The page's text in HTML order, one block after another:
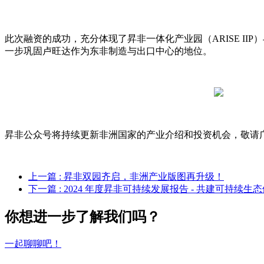
此次融资的成功，充分体现了昇非一体化产业园（ARISE IIP
一步巩固卢旺达作为东非制造与出口中心的地位。
昇非公众号将持续更新非洲国家的产业介绍和投资机会，敬请
上一篇 : 昇非双园齐启，非洲产业版图再升级！
下一篇 : 2024 年度昇非可持续发展报告 - 共建可持续生
你想进一步了解我们吗？
一起聊聊吧！